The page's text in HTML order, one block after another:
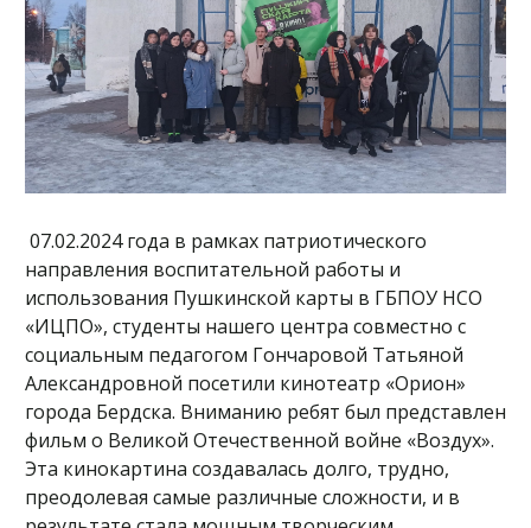
07.02.2024 года в рамках патриотического
направления воспитательной работы и
использования Пушкинской карты в ГБПОУ НСО
«ИЦПО», студенты нашего центра совместно с
социальным педагогом Гончаровой Татьяной
Александровной посетили кинотеатр «Орион»
города Бердска. Вниманию ребят был представлен
фильм о Великой Отечественной войне «Воздух».
Эта кинокартина создавалась долго, трудно,
преодолевая самые различные сложности, и в